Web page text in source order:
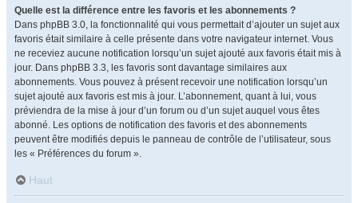
Quelle est la différence entre les favoris et les abonnements ?
Dans phpBB 3.0, la fonctionnalité qui vous permettait d’ajouter un sujet aux
favoris était similaire à celle présente dans votre navigateur internet. Vous
ne receviez aucune notification lorsqu’un sujet ajouté aux favoris était mis à
jour. Dans phpBB 3.3, les favoris sont davantage similaires aux
abonnements. Vous pouvez à présent recevoir une notification lorsqu’un
sujet ajouté aux favoris est mis à jour. L’abonnement, quant à lui, vous
préviendra de la mise à jour d’un forum ou d’un sujet auquel vous êtes
abonné. Les options de notification des favoris et des abonnements
peuvent être modifiés depuis le panneau de contrôle de l’utilisateur, sous
les « Préférences du forum ».
Haut